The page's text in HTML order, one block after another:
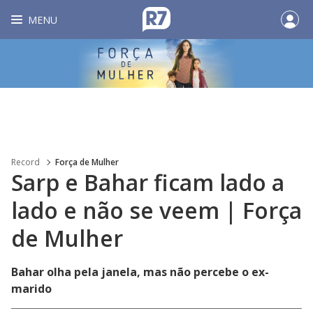
MENU
Record Força de Mulher
Sarp e Bahar ficam lado a
lado e não se veem | Força
de Mulher
Bahar olha pela janela, mas não percebe o ex-
marido